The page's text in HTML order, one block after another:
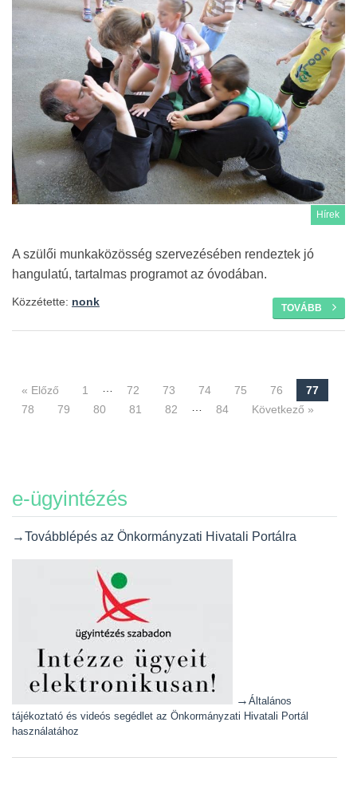
Hírek
A szülői munkaközösség szervezésében rendeztek jó
hangulatú, tartalmas programot az óvodában.
TOVÁBB
Közzétette: nonk
Navigáció
« Előző 1 72 73 74 75 76
77
78
79 80 81 82 84 Következő »
e-ügyintézés
→Továbblépés az Önkormányzati Hivatali Portálra
→ Általános
tájékoztató és videós segédlet az Önkormányzati Hivatali Portál
használatához